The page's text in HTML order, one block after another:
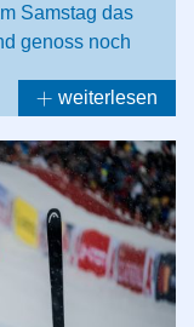
Samstag das
genoss noch
weiterlesen